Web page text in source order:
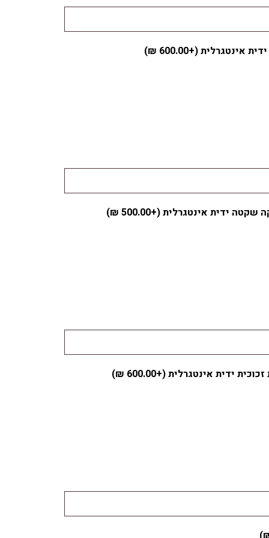
אינטגרלית (+600.00
₪
)
שקטה ידית אינטגרלית (+500.00
₪
)
ידית אינטגרלית (+600.00
₪
)